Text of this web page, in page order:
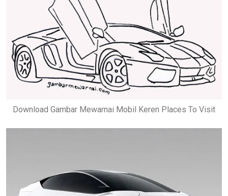
Download Gambar Mewarnai Mobil Keren Places To Visit